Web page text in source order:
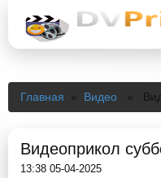
Главная » Видео »
Видеоприкол
13:38 05-04-2025